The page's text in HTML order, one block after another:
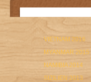
VIETNAM 2016
MYANMAR 2015
NAMIBIA 2014
SIZILIEN 2013